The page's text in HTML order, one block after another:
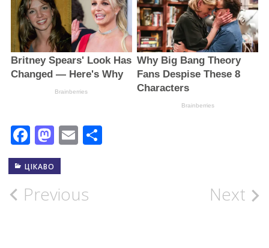
Facebook
Mastodon
EmailПоділитися
ЦІКАВО
Post
Previous Next